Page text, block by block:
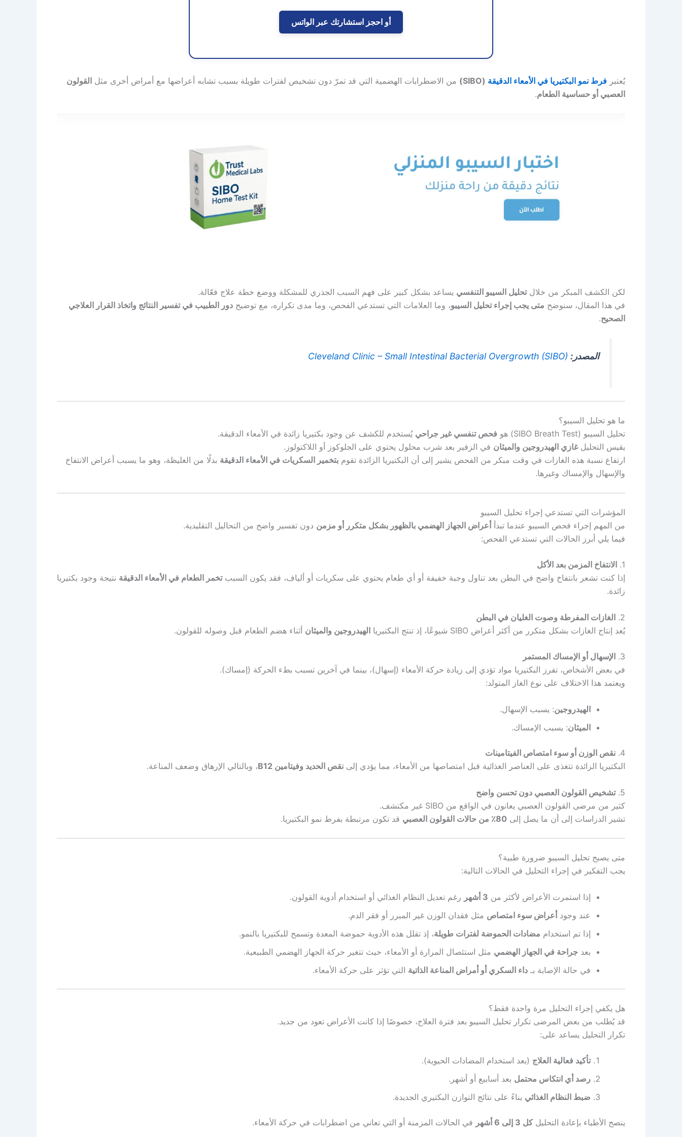
e
r
a
i
أو احجز استشارتك عبر الواتس
يُعتبر فرط نمو البكتيريا في الأمعاء الدقيقة (SIBO) من الاضطرابات الهضمية التي قد تمرّ دون تشخيص لفترات طويلة بسبب تشابه أعراضها مع أمراض أخرى مثل القولون
العصبي أو حساسية الطعام.
لكن الكشف المبكر من خلالتحليل السيبو التنفسي يساعد بشكل كبير على فهم السبب الجذري للمشكلة ووضع خطة علاج فعّالة.
في هذا المقال، سنوضح متى يجب إجراء تحليل السيبو، وما العلامات التي تستدعي الفحص، وما مدى تكراره، مع توضيح دور الطبيب في تفسير النتائج واتخاذ القرار العلاجي
الصحيح.
المصدر: Cleveland Clinic – Small Intestinal Bacterial Overgrowth (SIBO)
ما هو تحليل السيبو؟
تحليل السيبو (SIBO Breath Test) هو
فحص تنفسي غير جراحي يُستخدم للكشف عن وجود بكتيريا زائدة في الأمعاء الدقيقة.
يقيس التحليلغازي الهيدروجين والميثان في الزفير بعد شرب محلول يحتوي على الجلوكوز أو اللاكتولوز.
ارتفاع نسبة هذه الغازات في وقت مبكر من الفحص يشير إلى أن البكتيريا الزائدة تقوم بتخمير السكريات في الأمعاء الدقيقة بدلًا من الغليظة، وهو ما يسبب أعراض الانتفاخ
والإسهال والإمساك وغيرها.
المؤشرات التي تستدعي إجراء تحليل السيبو
من المهم إجراء فحص السيبو عندما تبدأ أعراض الجهاز الهضمي بالظهور بشكل متكرر أو مزمن دون تفسير واضح من التحاليل التقليدية.
فيما يلي أبرز الحالات التي تستدعي الفحص:
1.
الانتفاخ المزمن بعد الأكل
إذا كنت تشعر بانتفاخ واضح في البطن بعد تناول وجبة خفيفة أو أي طعام يحتوي على سكريات أو ألياف، فقد يكون السببتخمر الطعام في الأمعاء الدقيقة نتيجة وجود بكتيريا
زائدة.
2. الغازات المفرطة وصوت الغليان في البطن
يُعد إنتاج الغازات بشكل متكرر من أكثر أعراض SIBO شيوعًا، إذ تنتج البكتيريا
الهيدروجين والميثان أثناء هضم الطعام قبل وصوله للقولون.
3.
الإسهال أو الإمساك المستمر
في بعض الأشخاص، تفرز البكتيريا مواد تؤدي إلى زيادة حركة الأمعاء (إسهال)، بينما في آخرين تسبب بطء الحركة (إمساك).
ويعتمد هذا الاختلاف على نوع الغاز المتولد:
الهيدروجين: يسبب الإسهال.
الميثان: يسبب الإمساك.
4. نقص الوزن أو سوء امتصاص الفيتامينات
البكتيريا الزائدة تتغذى على العناصر الغذائية قبل امتصاصها من الأمعاء، مما يؤدي إلى نقص الحديد وفيتامين B12 ، وبالتالي الإرهاق وضعف المناعة.
5. تشخيص القولون العصبي دون تحسن واضح
كثير من مرضى القولون العصبي يعانون في الواقع من SIBO غير مكتشف.
تشير الدراسات إلى أن ما يصل إلى 80٪ من حالات القولون العصبي قد تكون مرتبطة بفرط نمو البكتيريا.
متى يصبح تحليل السيبو ضرورة طبية؟
يجب التفكير في إجراء التحليل في الحالات التالية:
إذا استمرت الأعراض لأكثر من 3 أشهر
رغم تعديل النظام الغذائي أو استخدام أدوية القولون.
عند وجود أعراض سوء امتصاص مثل فقدان الوزن غير المبرر أو فقر الدم.
إذا تم استخدام مضادات الحموضة لفترات طويلة، إذ تقلل هذه الأدوية حموضة المعدة وتسمح للبكتيريا بالنمو.
بعد جراحة في الجهاز الهضمي مثل استئصال المرارة أو الأمعاء، حيث تتغير حركة الجهاز الهضمي الطبيعية.
في حالة الإصابة بـ داء السكري أو أمراض المناعة الذاتية التي تؤثر على حركة الأمعاء.
هل يكفي إجراء التحليل مرة واحدة فقط؟
قد يُطلب من بعض المرضى تكرار تحليل السيبو بعد فترة العلاج، خصوصًا إذا كانت الأعراض تعود من جديد.
تكرار التحليل يساعد على:
تأكيد فعالية العلاج (بعد استخدام المضادات الحيوية).
رصد أي انتكاس محتمل بعد أسابيع أو أشهر.
ضبط النظام الغذائي بناءً على نتائج التوازن البكتيري الجديدة.
ينصح الأطباء بإعادة التحليلكل 3 إلى 6 أشهر في الحالات المزمنة أو التي تعاني من اضطرابات في حركة الأمعاء.